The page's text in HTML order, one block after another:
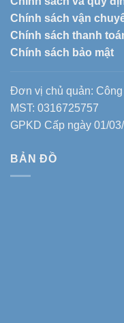
Chính sách vận
Chính sách thanh
Chính sách bảo mật
Đơn vị chủ quản:
MST: 0316725757
GPKD Cấp ngày 01/
BẢN ĐỒ